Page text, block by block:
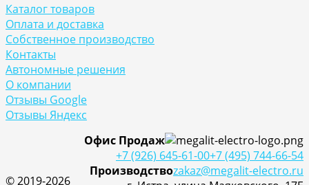
Каталог товаров
Оплата и доставка
Собственное производство
Контакты
Автономные решения
О компании
Отзывы Google
Отзывы Яндекс
Офис Продаж
+7 (495) 744-66-54
+7 (926) 645-61-00
zakaz@megalit-electro.ru
Производство
© 2019-2026